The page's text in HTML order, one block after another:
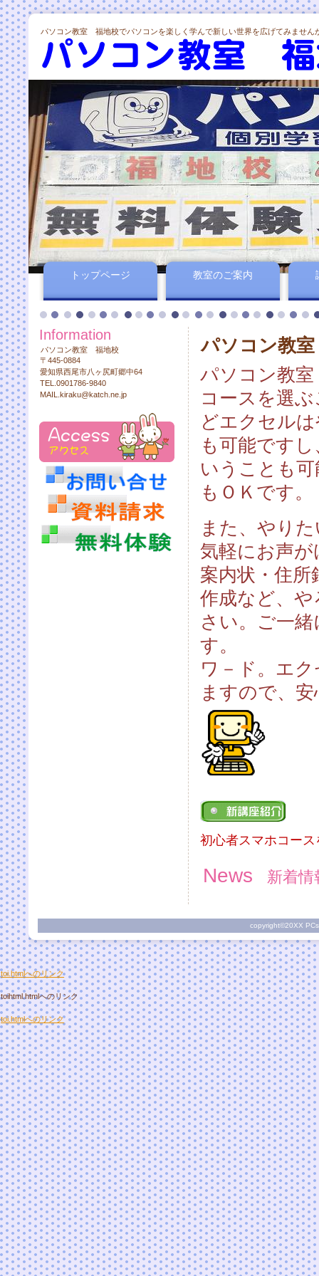
パソコン教室 福地校でパソコンを楽しく学んで新しい世界を広げてみません
パソコン教
パソコン教
コースを選
どエクセル
も可能です
いうことも
もＯＫです。
また、やり
気軽にお声
案内状・住所
作成など、
さい。ご一
す。
ワ－ド。エ
ますので、
初心者スマホコー
News 新着情
トップページ 教室のご案内
Information
パソコン教室 福地校
〒445-0884
愛知県西尾市八ヶ尻町郷中64
TEL.0901786-9840
MAIL.kiraku@katch.ne.jp
copyright©20XX
toi.htmlへのリンク
toihtml.htmlへのリンク
toi.htmlへのリンク